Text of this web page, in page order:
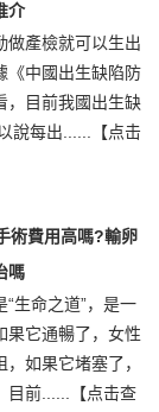
介
做產檢就可以生出
《中國出生缺陷防
，目前我國出生缺
說每出......
【点击
術費用高嗎?輸卵
嗎
生命之道”，是一
果它通暢了，女性
如果它堵塞了，
前......
【点击查